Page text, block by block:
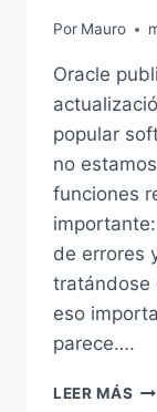
Por Mauro
Oracle
popular
no
funciones
de errores
tratándose
eso
parece….
LEER MÁS